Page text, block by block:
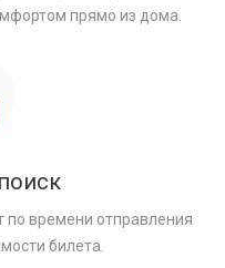
прямо из дома.
времени отправления
билета.